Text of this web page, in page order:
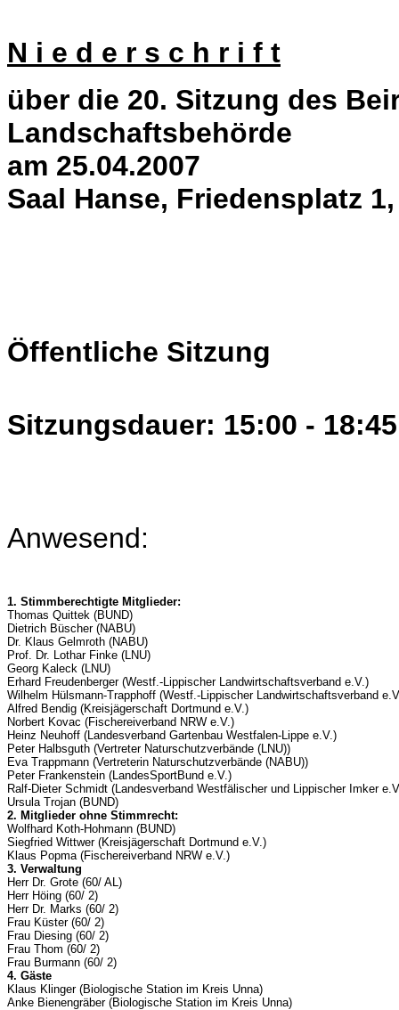
N i e d e r s c h r i f t
über die 20. Sitzung des
Landschaftsbehörde
am 25.04.2007
Saal Hanse, Friedensplatz
Öffentliche Sitzung
Sitzungsdauer: 15:00 -
Anwesend:
1. Stimmberechtigte Mitglieder:
Thomas Quittek (BUND)
Dietrich Büscher (NABU)
Dr. Klaus Gelmroth (NABU)
Prof. Dr. Lothar Finke (LNU)
Georg Kaleck (LNU)
Erhard Freudenberger (Westf.-Lippischer Landwirtschaftsverband e.V.)
Wilhelm Hülsmann-Trapphoff (Westf.-Lippischer Landwirtschaftsverband
Alfred Bendig (Kreisjägerschaft Dortmund e.V.)
Norbert Kovac (Fischereiverband NRW e.V.)
Heinz Neuhoff (Landesverband Gartenbau Westfalen-Lippe e.V.)
Peter Halbsguth (Vertreter Naturschutzverbände (LNU))
Eva Trappmann (Vertreterin Naturschutzverbände (NABU))
Peter Frankenstein (LandesSportBund e.V.)
Ralf-Dieter Schmidt (Landesverband Westfälischer und Lippischer Imker
Ursula Trojan (BUND)
2. Mitglieder ohne Stimmrecht:
Wolfhard Koth-Hohmann (BUND)
Siegfried Wittwer (Kreisjägerschaft Dortmund e.V.)
Klaus Popma (Fischereiverband NRW e.V.)
3. Verwaltung
Herr Dr. Grote (60/ AL)
Herr Höing (60/ 2)
Herr Dr. Marks (60/ 2)
Frau Küster (60/ 2)
Frau Diesing (60/ 2)
Frau Thom (60/ 2)
Frau Burmann (60/ 2)
4. Gäste
Klaus Klinger (Biologische Station im Kreis Unna)
Anke Bienengräber (Biologische Station im Kreis Unna)